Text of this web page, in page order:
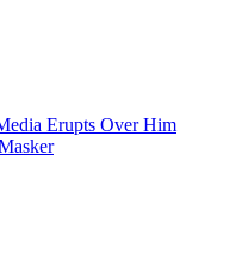
Erupts Over Him